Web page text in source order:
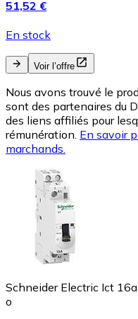
51,52 €
En stock
Voir l’offre
Nous avons trouvé le
sont des partenaires du
des liens affiliés pour
rémunération. En savoir
marchands.
Schneider Electric Ict
o